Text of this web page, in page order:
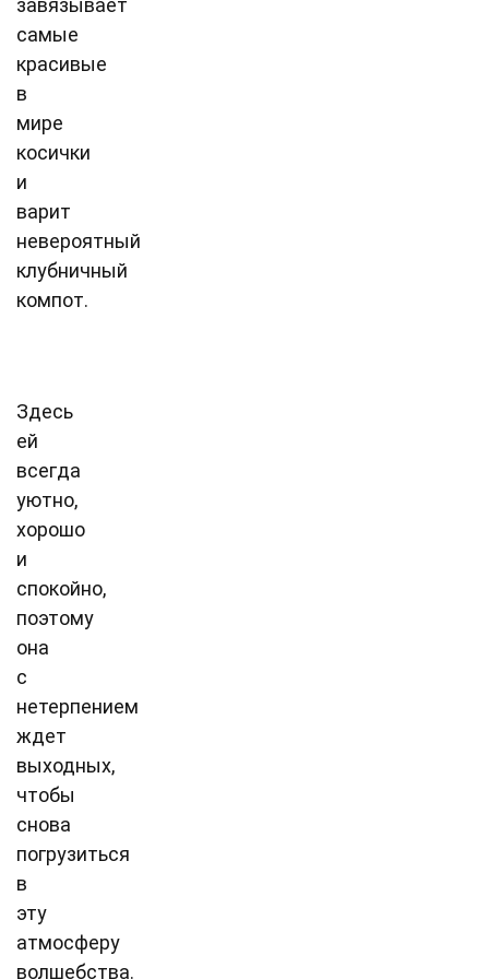
завязывает
самые
красивые
в
мире
косички
и
варит
невероятный
клубничный
компот.
Здесь
ей
всегда
уютно,
хорошо
и
спокойно,
поэтому
она
с
нетерпением
ждет
выходных,
чтобы
снова
погрузиться
в
эту
атмосферу
волшебства.